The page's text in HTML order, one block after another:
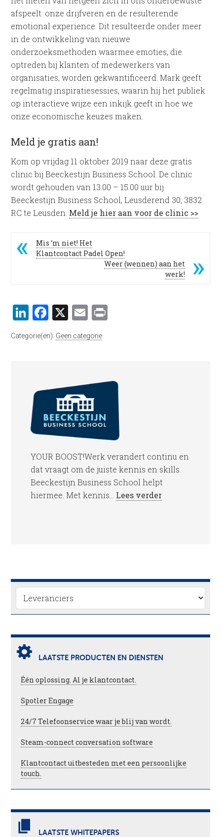
afspeelt: onze drijfveren en de resulterende
emotional experience. Dit resulteerde onder meer
in de ontwikkeling van nieuwe
onderzoeksmethoden waarmee emoties, die
optreden bij klanten of medewerkers van
organisaties, worden gekwantificeerd. Mark geeft
regelmatig inspiratiesessies, waarin hij het publiek
op interactieve wijze een inkijk geeft in hoe we
onze economische keuzes maken.
Meld je gratis aan!
Kom op vrijdag 11 oktober 2019 naar deze gratis
clinic bij Beeckestijn Business School. De clinic
wordt gehouden van 13.00 – 15.00 uur bij
Beeckestijn Business School, Leusderend 30, 3832
RC te Leusden. Meld je hier aan voor de clinic >>
Mis ‘m niet! Het
Klantcontact Padel Open!
Weer (wennen) aan het
werk!
LinkedIn
Facebook
X Email
Categorie(ën): Geen categorie
YOUR BOOST!Werk verandert continu en
dat vraagt om de juiste kennis en skills.
Beeckestijn Business School helpt
hiermee. Met kennis... Lees verder
LAATSTE PRODUCTEN EN DIENSTEN
Één oplossing. Al je klantcontact.
Spotler Engage
24/7 Telefoonservice waar je blij van wordt.
Steam-connect conversation software
Klantcontact uitbesteden met een persoonlijke
touch.
LAATSTE WHITEPAPERS